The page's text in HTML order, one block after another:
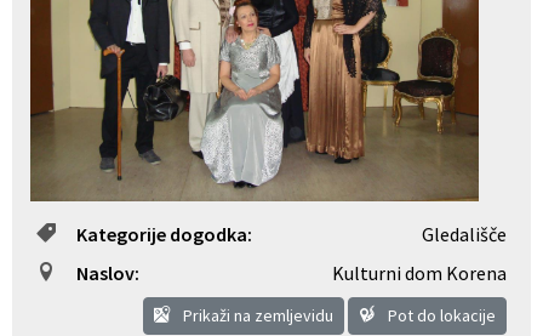
Kategorije dogodka:
Gledališče
Naslov:
Kulturni dom Korena
Prikaži na zemljevidu Pot do lokacije
Občinski nagrajenci
Vaške skupnosti
Uradne ure
Proračun občine
Lokalne volitve
Prostorski akti občine